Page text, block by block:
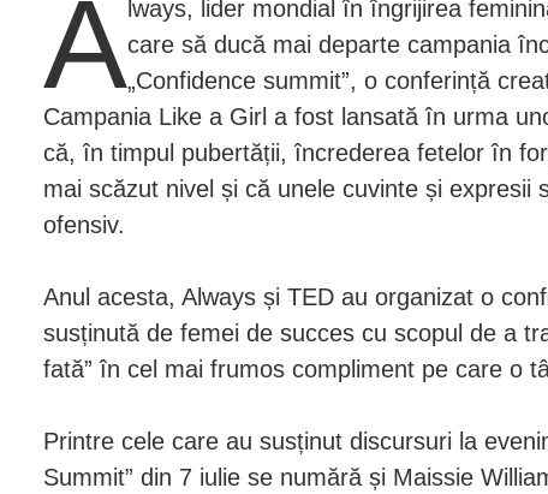
A lways, lider mondial în îngrijirea
care să ducă mai departe campania
„Confidence summit”, o conferință
Campania Like a Girl a fost lansată în urma
că, în timpul pubertății, încrederea fetelor în
mai scăzut nivel și că unele cuvinte și expresii
ofensiv.
Anul acesta, Always și TED au organizat o
susținută de femei de succes cu scopul de a
fată” în cel mai frumos compliment pe care o
Printre cele care au susținut discursuri la
Summit” din 7 iulie se numără și Maissie